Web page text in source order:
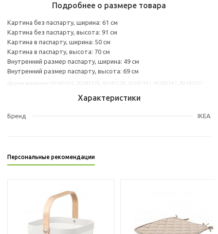
Подробнее о размере товара
Картина без паспарту, ширина: 61 см
Картина без паспарту, высота: 91 см
Картина в паспарту, ширина: 50 см
Картина в паспарту, высота: 70 см
Внутренний размер паспарту, ширина: 49 см
Внутренний размер паспарту, высота: 69 см
Характеристики
Бренд IKEA
Персональные рекомендации